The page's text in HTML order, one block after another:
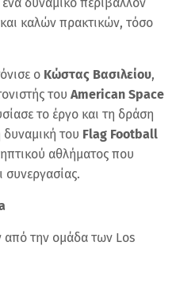
δυναμικό περιβάλλον
καλών πρακτικών, τόσο
ο Κώστας Βασιλείου,
του American Space
το έργο και τη δράση
του Flag Football
αθλήματος που
συνεργασίας.
από την ομάδα των Los